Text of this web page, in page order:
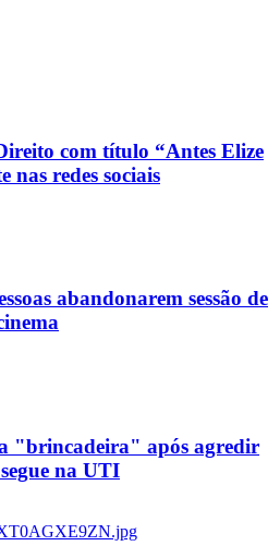
com título “Antes Elize
nas redes sociais
abandonarem sessão de
"brincadeira" após agredir
na UTI